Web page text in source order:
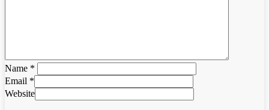
Name *
Email *
Website